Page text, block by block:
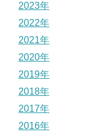
2023年
2022年
2021年
2020年
2019年
2018年
2017年
2016年